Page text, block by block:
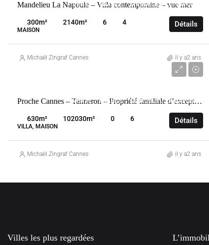
VENTE FRANCE MANDELIEU-LA-NAPOULE
Mandelieu La Napoule – Villa contemporaine – vue mer
300m² 2140m² 6 4
MAISON
Détails
Michaël Zingraf Cannes il y a2 ans
VENTE FRANCE MANDELIEU-LA-NAPOULEProche Cannes – Tanneron – Propriété familiale d’exception
630m² 102030m² 0 6
VILLA, MAISON
Détails
Michaël Zingraf Cannes il y a2 ans
Villes les plus regardées